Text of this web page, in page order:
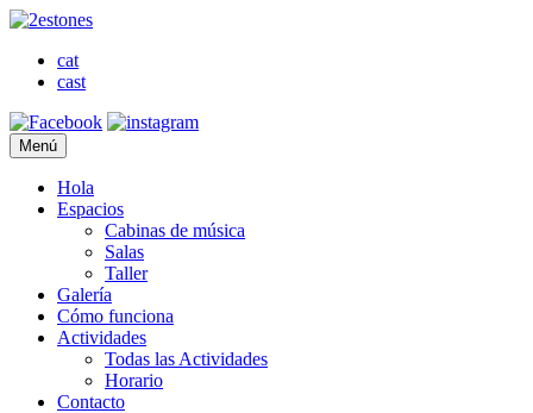
cat
cast
Menú
Hola
Espacios
Cabinas de música
Salas
Taller
Galería
Cómo funciona
Actividades
Todas las Actividades
Horario
Contacto